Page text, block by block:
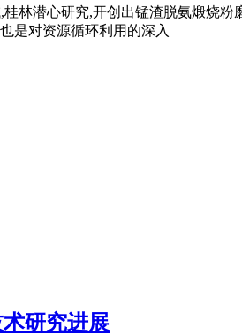
林潜心研究,开创出锰渣脱氨煅烧
是对资源循环利用的深入
研究进展